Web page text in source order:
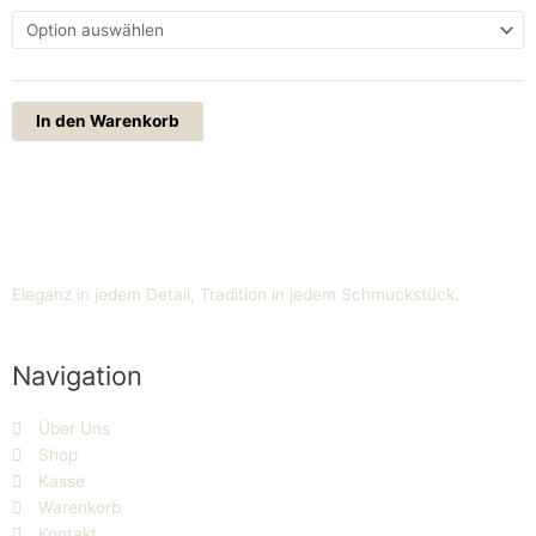
64
Menge
In den Warenkorb
Eleganz in jedem Detail, Tradition in jedem Schmuckstück.
Navigation
Über Uns
Shop
Kasse
Warenkorb